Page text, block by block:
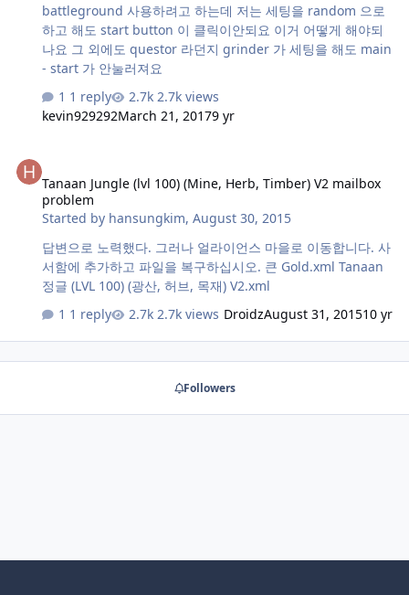
battleground 사용하려고 하는데 저는 세팅을 random 으로
하고 해도 start button 이 클릭이안되요 이거 어떻게 해야되
나요 그 외에도 questor 라던지 grinder 가 세팅을 해도 main
- start 가 안눌러져요
1 reply
2.7k views
kevin929292March 21, 20179 yr
Tanaan Jungle (lvl 100) (Mine, Herb, Timber) V2 mailbox
problem
Started by hansungkim,August 30, 2015
답변으로 노력했다. 그러나 얼라이언스 마을로 이동합니다. 사
서함에 추가하고 파일을 복구하십시오. 큰 Gold.xml Tanaan
정글 (LVL 100) (광산, 허브, 목재) V2.xml
1 reply
2.7k views DroidzAugust 31, 201510 yr
Followers